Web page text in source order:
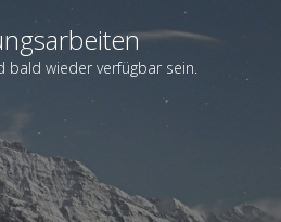
bald wieder verfügbar sein.